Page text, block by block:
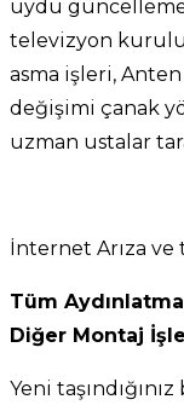
uydu
televizyon
asma işleri,
değişimi çanak
uzman ustalar
İnternet Arıza
Tüm
Diğer Montaj
Yeni